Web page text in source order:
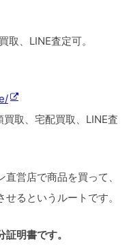
取、LINE査定可。
取、宅配買取、LINE査
営店で商品を買って、
るというルートです。
明書です。